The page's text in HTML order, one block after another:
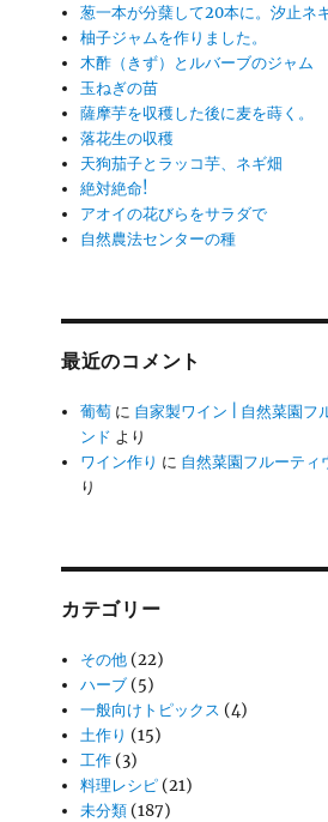
葱一本が分蘖して20本に。汐止ネギ
柚子ジャムを作りました。
木酢（きず）とルバーブのジャム
玉ねぎの苗
薩摩芋を収穫した後に麦を蒔く。
落花生の収穫
天狗茄子とラッコ芋、ネギ畑
絶対絶命!
アオイの花びらをサラダで
自然農法センターの種
最近のコメント
葡萄 に 自家製ワイン | 自然菜園フ
ンド より
ワイン作り に 自然菜園フルーティ
り
カテゴリー
その他 (22)
ハーブ (5)
一般向けトピックス (4)
土作り (15)
工作 (3)
料理レシピ (21)
未分類 (187)